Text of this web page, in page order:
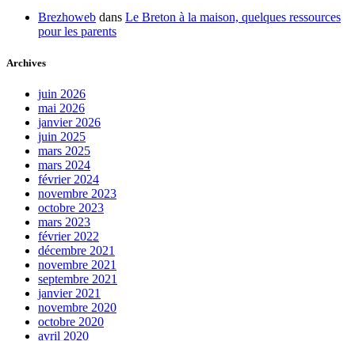
Brezhoweb dans Le Breton à la maison, quelques ressources
pour les parents
Archives
juin 2026
mai 2026
janvier 2026
juin 2025
mars 2025
mars 2024
février 2024
novembre 2023
octobre 2023
mars 2023
février 2022
décembre 2021
novembre 2021
septembre 2021
janvier 2021
novembre 2020
octobre 2020
avril 2020